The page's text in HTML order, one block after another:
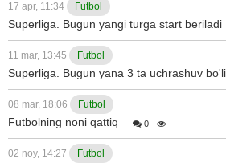
17 apr, 11:34 Futbol
Superliga. Bugun yangi turga start beriladi
11 mar, 13:45 Futbol
Superliga. Bugun yana 3 ta uchrashuv
08 mar, 18:06 Futbol
Futbolning noni qattiq 0
02 noy, 14:27 Futbol